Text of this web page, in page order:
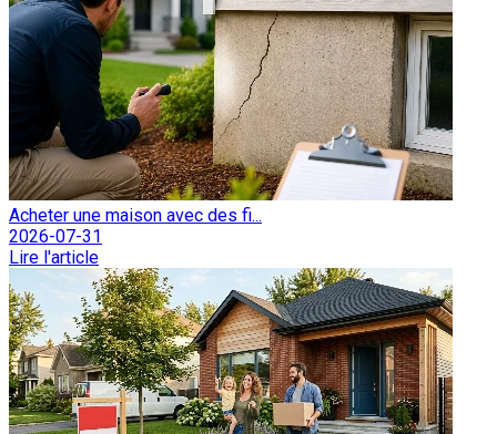
Acheter une maison avec des fi...
2026-07-31
Lire l'article